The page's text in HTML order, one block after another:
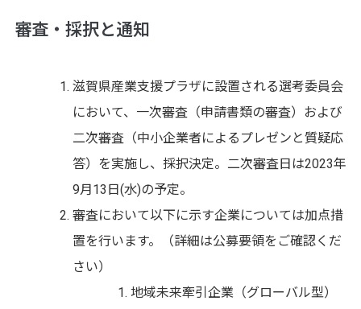
審査・採択と通知
滋賀県産業支援プラザに設置される選考委員会
において、一次審査（申請書類の審査）および
二次審査（中小企業者によるプレゼンと質疑応
答）を実施し、採択決定。二次審査日は2023年
9月13日(水)の予定。
審査において以下に示す企業については加点措
置を行います。（詳細は公募要領をご確認くだ
さい）
地域未来牽引企業（グローバル型）